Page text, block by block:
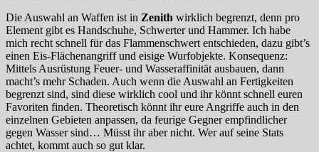
Die Auswahl an Waffen ist in Zenith wirklich begrenzt, denn pro
Element gibt es Handschuhe, Schwerter und Hammer. Ich habe
mich recht schnell für das Flammenschwert entschieden, dazu gibt’s
einen Eis-Flächenangriff und eisige Wurfobjekte. Konsequenz:
Mittels Ausrüstung Feuer- und Wasseraffinität ausbauen, dann
macht’s mehr Schaden. Auch wenn die Auswahl an Fertigkeiten
begrenzt sind, sind diese wirklich cool und ihr könnt schnell euren
Favoriten finden. Theoretisch könnt ihr eure Angriffe auch in den
einzelnen Gebieten anpassen, da feurige Gegner empfindlicher
gegen Wasser sind… Müsst ihr aber nicht. Wer auf seine Stats
achtet, kommt auch so gut klar.